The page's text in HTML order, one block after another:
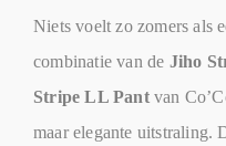
Niets voelt zo zomers als
combinatie van de Jiho
Stripe LL Pantvan
maar elegante uitstraling.